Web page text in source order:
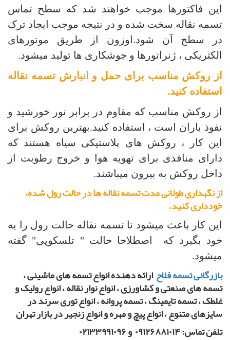
این فاکتورها موجب خواهند شد که سطح تماس
تسمه نقاله سخت شده و در نتیجه موجب ایجاد ترک
در سطح آن شود.اوزون از طریق موتورهای
الکتریکی ، ژنراتورها و جوشکاری ها تولید میشود.
از روکش مناسب برای حمل و انبارش تسمه نقاله
استفاده کنید.
از روکش مناسب که مقاوم در برابر نور خورشید و
نفوذ باران است ، استفاده کنید.بهترین روکش برای
این کار ، روکش های پلاستیکی سیاه هستند که
دارای منافذی برای تهویه هوا و خروج رطوبت از
داخل روکش به بیرون میباشند.
از نگهداری طولانی مدت تسمه نقاله ها در حالت رول شده،
خودداری کنید.
این کار باعث میشود تا تسمه نقاله حالت رول را به
خود بگیرد که
اصطلاحا حالت " تلسکوپی" گفته
میشود.
بازرگانی تسمه فلاحارائه دهنده انواع تسمه های ماشینی ،
تسمه های صنعتی و کشاورزی ، انواع نوار نقاله ، انواع رولیک و
غلطک ، تسمه تایمینگ ، تسمه پروانه ، انواع توری سرند در
سایزهای متنوع ، انواع پیچ و مهره و انواع زنجیر در بازار تهران
تلفن تماس: ۰۹۱۲۶۸۸۱۰۱۴ و ۰۲۱۳۳۹۹۱۰۹۶